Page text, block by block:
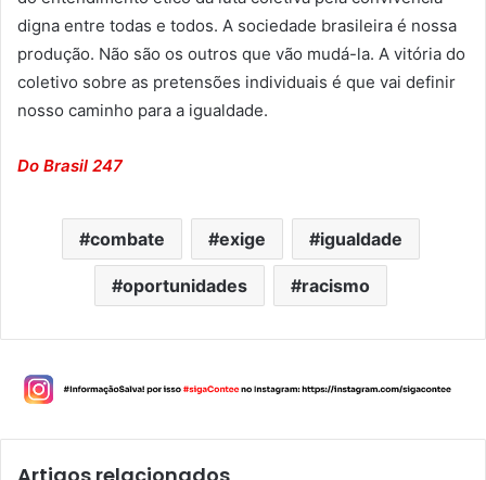
digna entre todas e todos. A sociedade brasileira é nossa
produção. Não são os outros que vão mudá-la. A vitória do
coletivo sobre as pretensões individuais é que vai definir
nosso caminho para a igualdade.
Do Brasil 247
combate exige igualdade
oportunidades racismo